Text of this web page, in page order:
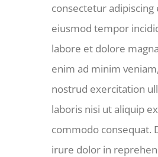
consectetur adipiscing
eiusmod tempor
labore et dolore
enim ad minim
nostrud exercitation
laboris nisi ut aliquip
commodo consequat.
irure dolor in